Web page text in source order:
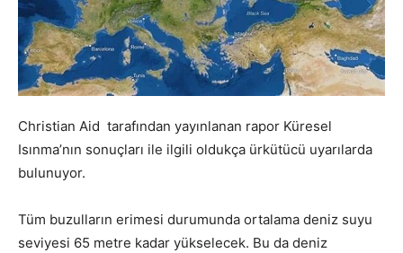
Christian Aid tarafından yayınlanan rapor Küresel
Isınma’nın sonuçları ile ilgili oldukça ürkütücü uyarılarda
bulunuyor.
Tüm buzulların erimesi durumunda ortalama deniz suyu
seviyesi 65 metre kadar yükselecek. Bu da deniz